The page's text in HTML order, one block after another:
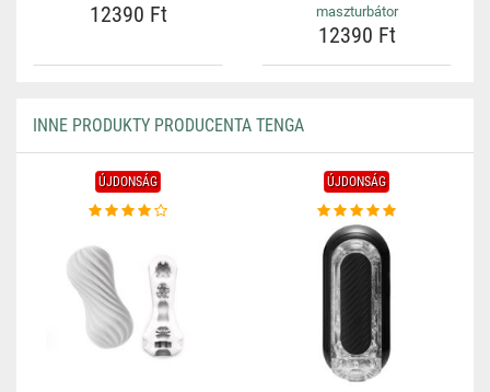
12390 Ft
maszturbátor
12390 Ft
INNE PRODUKTY PRODUCENTA TENGA
ÚJDONSÁG ÚJDONSÁG